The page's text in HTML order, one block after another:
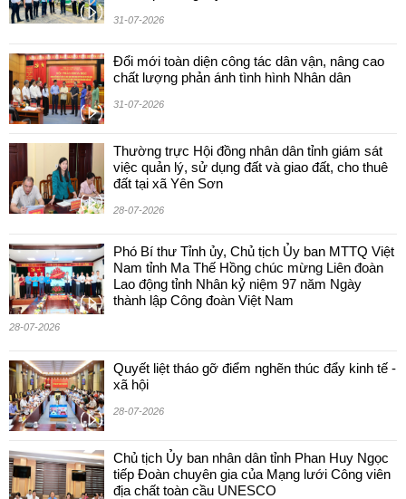
31-07-2026
Đổi mới toàn diện công tác dân vận, nâng cao
chất lượng phản ánh tình hình Nhân dân
31-07-2026
Thường trực Hội đồng nhân dân tỉnh giám sát
việc quản lý, sử dụng đất và giao đất, cho thuê
đất tại xã Yên Sơn
28-07-2026
Phó Bí thư Tỉnh ủy, Chủ tịch Ủy ban MTTQ Việt
Nam tỉnh Ma Thế Hồng chúc mừng Liên đoàn
Lao động tỉnh Nhân kỷ niệm 97 năm Ngày
thành lập Công đoàn Việt Nam
28-07-2026
Quyết liệt tháo gỡ điểm nghẽn thúc đẩy kinh tế -
xã hội
28-07-2026
Chủ tịch Ủy ban nhân dân tỉnh Phan Huy Ngọc
tiếp Đoàn chuyên gia của Mạng lưới Công viên
địa chất toàn cầu UNESCO